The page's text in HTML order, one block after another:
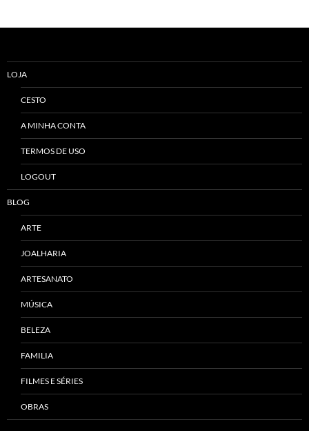
LOJA
CESTO
A MINHA CONTA
TERMOS DE USO
LOGOUT
BLOG
ARTE
JOALHARIA
ARTESANATO
MÚSICA
BELEZA
FAMILIA
FILMES E SÉRIES
OBRAS